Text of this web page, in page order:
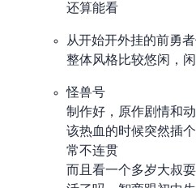
还算能看
从Lv2开始开外挂的前
整体风格比较悠闲，
怪兽8号
制作好，原作剧情和
该热血的时候突然插
常不连贯
而且看一个 30 多岁大叔